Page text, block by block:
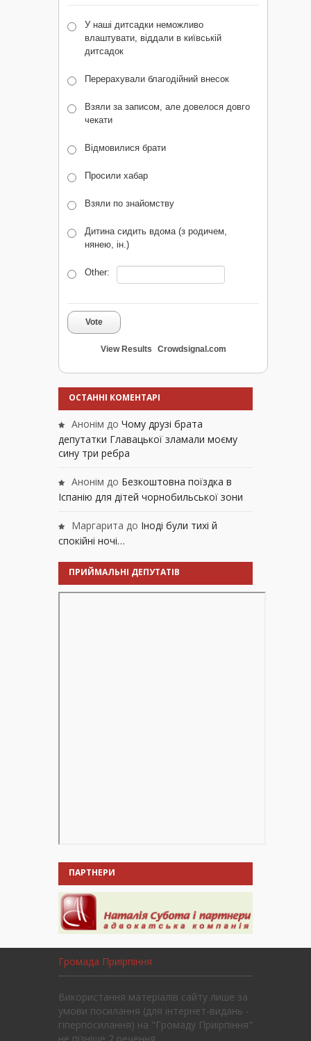
У наші дитсадки неможливо
влаштувати, віддали в київській
дитсадок
Перерахували благодійний внесок
Взяли за записом, але довелося довго
чекати
Відмовилися брати
Просили хабар
Взяли по знайомству
Дитина сидить вдома (з родичем,
нянею, ін.)
Other:
Vote
View Results Crowdsignal.com
ОСТАННІ КОМЕНТАРІ
Анонім до Чому друзі брата
депутатки Главацької зламали моєму
сину три ребра
Анонім до Безкоштовна поїздка в
Іспанію для дітей чорнобильської зони
Маргарита до Іноді були тихі й
спокійні ночі…
ПРИЙМАЛЬНІ ДЕПУТАТІВ
ПАРТНЕРИ
Громада Приірпіння
Використання матеріалів сайту лише за
умови посилання (для інтернет-видань -
гіперпосилання) на "Громаду Приірпіння"